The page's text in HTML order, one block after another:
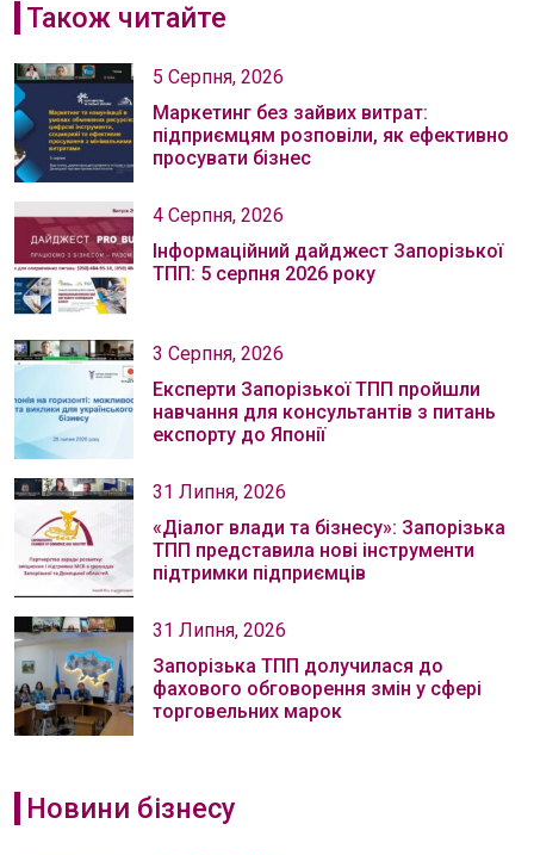
Також читайте
5 Серпня, 2026
Маркетинг без зайвих витрат:
підприємцям розповіли, як ефективно
просувати бізнес
4 Серпня, 2026
Інформаційний дайджест Запорізької
ТПП: 5 серпня 2026 року
3 Серпня, 2026
Експерти Запорізької ТПП пройшли
навчання для консультантів з питань
експорту до Японії
31 Липня, 2026
«Діалог влади та бізнесу»: Запорізька
ТПП представила нові інструменти
підтримки підприємців
31 Липня, 2026
Запорізька ТПП долучилася до
фахового обговорення змін у сфері
торговельних марок
Новини бізнесу